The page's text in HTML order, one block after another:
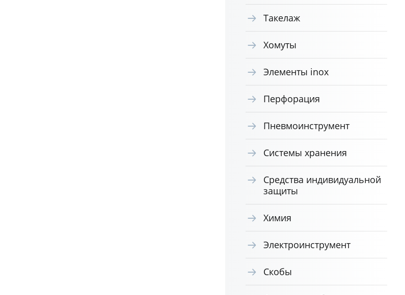
Такелаж
Хомуты
Элементы inox
Перфорация
Пневмоинструмент
Системы хранения
Средства индивидуальной
защиты
Химия
Электроинструмент
Скобы